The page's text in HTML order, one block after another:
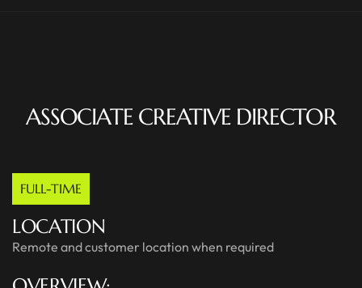
ASSOCIATE CREATIVE DIRECTOR
FULL-TIME
LOCATION
Remote and customer location when required